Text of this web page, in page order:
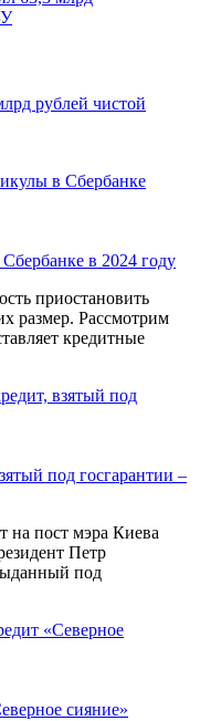
рублей чистой
в 2024 году
приостановить
размер. Рассмотрим
кредитные
под госгарантии –
на пост мэра Киева
Петр
под
сияние»